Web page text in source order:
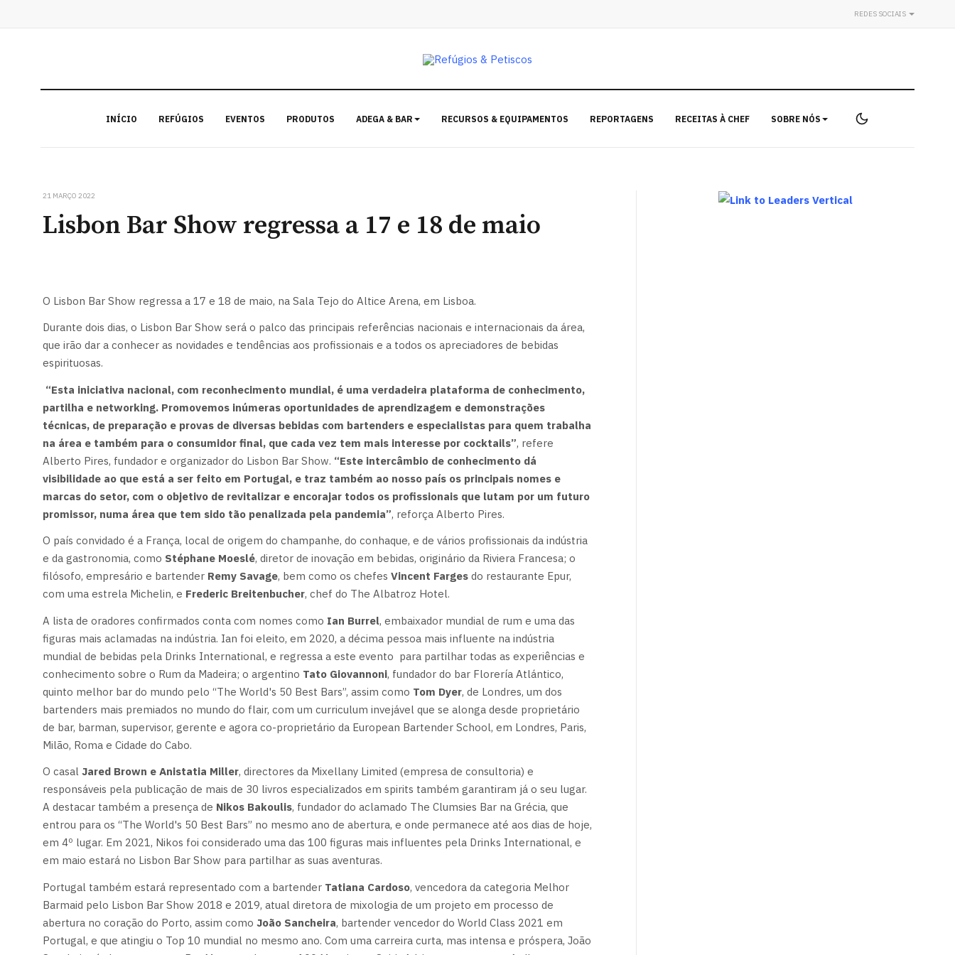
REDES SOCIAIS
INÍCIO REFÚGIOS EVENTOS PRODUTOS ADEGA & BAR RECURSOS & EQUIPAMENTOS REPORTAGENS RECEITAS À CHEF SOBRE NÓS
21 MARÇO 2022
Lisbon Bar Show regressa a 17 e 18 de maio
O Lisbon Bar Show regressa a 17 e 18 de maio, na Sala Tejo do Altice Arena, em Lisboa.
Durante dois dias, o Lisbon Bar Show será o palco das principais referências nacionais e internacionais da área,
que irão dar a conhecer as novidades e tendências aos profissionais e a todos os apreciadores de bebidas
espirituosas.
“Esta iniciativa nacional, com reconhecimento mundial, é uma verdadeira plataforma de conhecimento,
partilha e networking. Promovemos inúmeras oportunidades de aprendizagem e demonstrações
técnicas, de preparação e provas de diversas bebidas com bartenders e especialistas para quem trabalha
na área e também para o consumidor final, que cada vez tem mais interesse por cocktails”, refere
Alberto Pires, fundador e organizador do Lisbon Bar Show. “Este intercâmbio de conhecimento dá
visibilidade ao que está a ser feito em Portugal, e traz também ao nosso país os principais nomes e
marcas do setor, com o objetivo de revitalizar e encorajar todos os profissionais que lutam por um futuro
promissor, numa área que tem sido tão penalizada pela pandemia”, reforça Alberto Pires.
O país convidado é a França, local de origem do champanhe, do conhaque, e de vários profissionais da indústria
e da gastronomia, como Stéphane Moeslé, diretor de inovação em bebidas, originário da Riviera Francesa; o
filósofo, empresário e bartender Remy Savage, bem como os chefes Vincent Fargesdo restaurante Epur,
com uma estrela Michelin, e Frederic Breitenbucher, chef do The Albatroz Hotel.
A lista de oradores confirmados conta com nomes como Ian Burrel, embaixador mundial de rum e uma das
figuras mais aclamadas na indústria. Ian foi eleito, em 2020, a décima pessoa mais influente na indústria
mundial de bebidas pela Drinks International, e regressa a este evento para partilhar todas as experiências e
conhecimento sobre o Rum da Madeira; o argentino Tato Giovannoni, fundador do bar Florería Atlántico,
quinto melhor bar do mundo pelo “The World's 50 Best Bars”, assim como Tom Dyer, de Londres, um dos
bartenders mais premiados no mundo do flair, com um curriculum invejável que se alonga desde proprietário
de bar, barman, supervisor, gerente e agora co-proprietário da European Bartender School, em Londres, Paris,
Milão, Roma e Cidade do Cabo.
O casal Jared Brown e Anistatia Miller, directores da Mixellany Limited (empresa de consultoria) e
responsáveis pela publicação de mais de 30 livros especializados em spirits também garantiram já o seu lugar.
A destacar também a presença de Nikos Bakoulis, fundador do aclamado The Clumsies Bar na Grécia, que
entrou para os “The World's 50 Best Bars” no mesmo ano de abertura, e onde permanece até aos dias de hoje,
em 4º lugar. Em 2021, Nikos foi considerado uma das 100 figuras mais influentes pela Drinks International, e
em maio estará no Lisbon Bar Show para partilhar as suas aventuras.
Portugal também estará representado com a bartender Tatiana Cardoso, vencedora da categoria Melhor
Barmaid pelo Lisbon Bar Show 2018 e 2019, atual diretora de mixologia de um projeto em processo de
abertura no coração do Porto, assim como João Sancheira, bartender vencedor do World Class 2021 em
Portugal, e que atingiu o Top 10 mundial no mesmo ano. Com uma carreira curta, mas intensa e próspera, João